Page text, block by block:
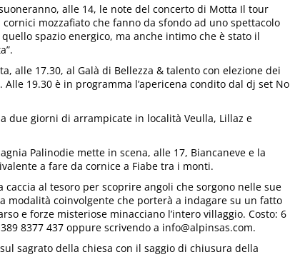
alle 14, le note del concerto di Motta Il tour
mozzafiato che fanno da sfondo ad uno spettacolo
spazio energico, ma anche intimo che è stato il
alle 17.30, al Galà di Bellezza & talento con elezione dei
19.30 è in programma l’apericena condito dal dj set No
due giorni di arrampicate in località Veulla, Lillaz e
Palinodie mette in scena, alle 17, Biancaneve e la
a fare da cornice a Fiabe tra i monti.
al tesoro per scoprire angoli che sorgono nelle sue
modalità coinvolgente che porterà a indagare su un fatto
e forze misteriose minacciano l’intero villaggio. Costo: 6
8377 437 oppure scrivendo a info@alpinsas.com.
sagrato della chiesa con il saggio di chiusura della